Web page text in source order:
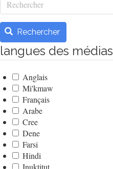
Rechercher
langues des médias
Anglais
Mi'kmaw
Français
Arabe
Cree
Dene
Farsi
Hindi